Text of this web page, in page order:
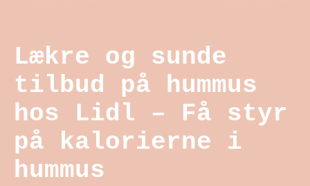
Lækre og sunde
tilbud på hummus
hos Lidl – Få styr
på kalorierne i
hummus